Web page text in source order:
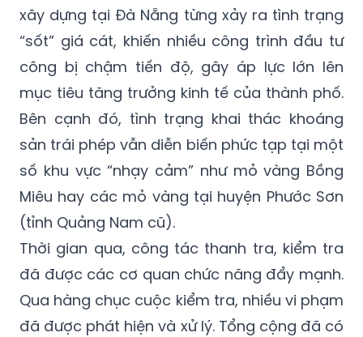
xây dựng tại Đà Nẵng từng xảy ra tình trạng
“sốt” giá cát, khiến nhiều công trình đầu tư
công bị chậm tiến độ, gây áp lực lớn lên
mục tiêu tăng trưởng kinh tế của thành phố.
Bên cạnh đó, tình trạng khai thác khoáng
sản trái phép vẫn diễn biến phức tạp tại một
số khu vực “nhạy cảm” như mỏ vàng Bồng
Miêu hay các mỏ vàng tại huyện Phước Sơn
(tỉnh Quảng Nam cũ).
Thời gian qua, công tác thanh tra, kiểm tra
đã được các cơ quan chức năng đẩy mạnh.
Qua hàng chục cuộc kiểm tra, nhiều vi phạm
đã được phát hiện và xử lý. Tổng cộng đã có